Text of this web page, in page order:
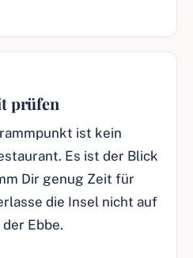
prüfen
ist kein
Es ist der Blick
Dir genug Zeit für
die Insel nicht auf
Ebbe.